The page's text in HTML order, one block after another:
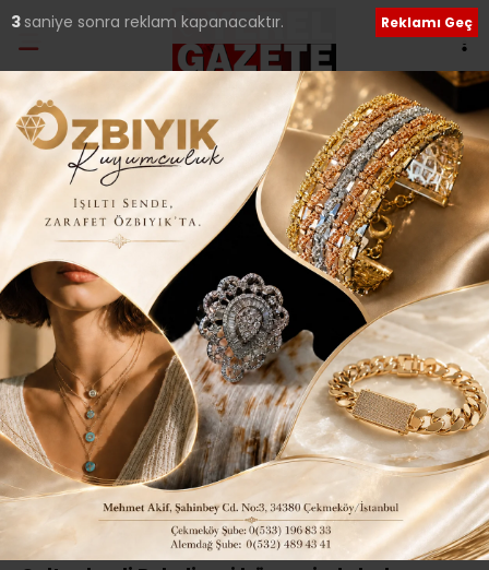
Ana Sayfa›Yerel Haberler
MİNİKLER UÇURTMA
ŞENLİĞİNDE BULUŞTU
Giriş: 25-06-2014 13:04
Güncelleme: 25-06-2014 13:07
227 Yerel Haberler
ABONE OL
2 saniye sonra reklam kapanacaktır. Reklamı Geç